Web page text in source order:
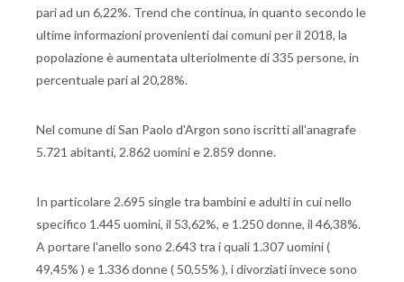
pari ad un 6,22%. Trend che continua, in quanto secondo le
ultime informazioni provenienti dai comuni per il 2018, la
popolazione è aumentata ulteriolmente di 335 persone, in
percentuale pari al 20,28%.
Nel comune di San Paolo d'Argon sono iscritti all'anagrafe
5.721 abitanti, 2.862 uomini e 2.859 donne.
In particolare 2.695 single tra bambini e adulti in cui nello
specifico 1.445 uomini, il 53,62%, e 1.250 donne, il 46,38%.
A portare l'anello sono 2.643 tra i quali 1.307 uomini (
49,45% ) e 1.336 donne ( 50,55% ), i divorziati invece sono